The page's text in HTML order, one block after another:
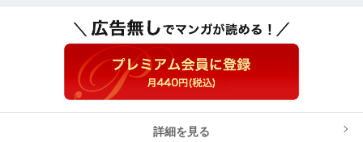
詳細を見る